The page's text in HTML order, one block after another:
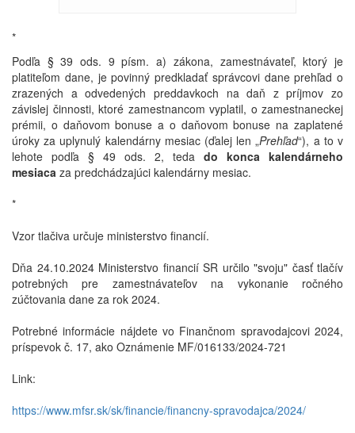
*
Podľa § 39 ods. 9 písm. a) zákona, zamestnávateľ, ktorý je
platiteľom dane, je povinný predkladať správcovi dane prehľad o
zrazených a odvedených preddavkoch na daň z príjmov zo
závislej činnosti, ktoré zamestnancom vyplatil, o zamestnaneckej
prémii, o daňovom bonuse a o daňovom bonuse na zaplatené
úroky za uplynulý kalendárny mesiac (ďalej len „Prehľad“), a to v
lehote podľa § 49 ods. 2, teda do konca kalendárneho
mesiaca za predchádzajúci kalendárny mesiac.
*
Vzor tlačiva určuje ministerstvo financií.
Dňa 24.10.2024 Ministerstvo financií SR určilo "svoju" časť tlačív
potrebných pre zamestnávateľov na vykonanie ročného
zúčtovania dane za rok 2024.
Potrebné informácie nájdete vo Finančnom spravodajcovi 2024,
príspevok č. 17, ako Oznámenie MF/016133/2024-721
Link:
https://www.mfsr.sk/sk/financie/financny-spravodajca/2024/